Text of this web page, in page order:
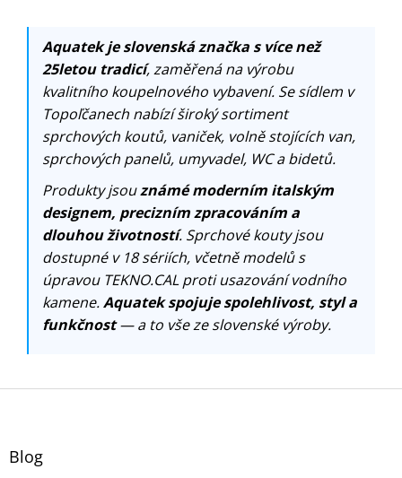
Aquatek je slovenská značka s více než
25letou tradicí, zaměřená na výrobu
kvalitního koupelnového vybavení. Se sídlem v
Topoľčanech nabízí široký sortiment
sprchových koutů, vaniček, volně stojících van,
sprchových panelů, umyvadel, WC a bidetů.
Produkty jsouznámé moderním italským
designem, precizním zpracováním a
dlouhou životností. Sprchové kouty jsou
dostupné v 18 sériích, včetně modelů s
úpravou TEKNO.CAL proti usazování vodního
kamene.Aquatek spojuje spolehlivost, styl a
funkčnost— a to vše ze slovenské výroby.
Z
Blog